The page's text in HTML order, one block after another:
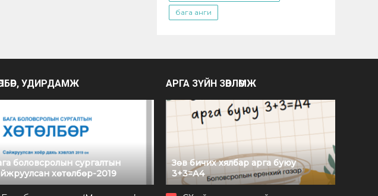
бага анги
УДИРДАМЖ
боловсролын сургалтын
хөтөлбөр-2019
АРГА ЗҮЙН ЗӨВЛӨМЖ
Зөв бичих хялбар арга буюу
3+3=А4